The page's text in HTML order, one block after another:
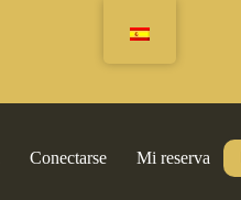
Conectarse Mi reserva